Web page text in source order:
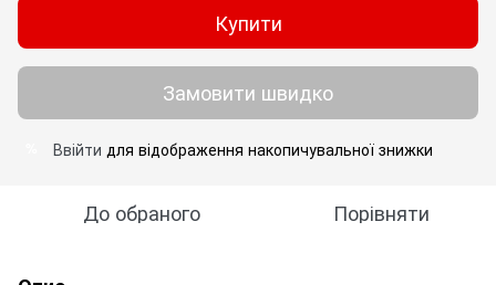
Купити
Замовити швидко
Ввійти для відображення накопичувальної знижки
До обраного Порівняти